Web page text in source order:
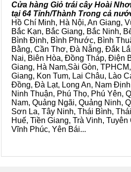
Cửa hàng Giỏ trái cây Hoài
tại 64 Tỉnh/Thành Trong cả
Hồ Chí Minh, Hà Nội, An Giang,
Bắc Kạn, Bắc Giang, Bắc Ninh,
Bình Định, Bình Phước, Bình
Bằng, Cần Thơ, Đà Nẵng, Đắk
Nai, Biên Hòa, Đồng Tháp, Điện
Giang, Hà Nam,Sài Gòn,
Giang, Kon Tum, Lai Châu, Lào
Đồng, Đà Lạt, Long An, Nam
Ninh Thuận, Phú Thọ, Phú Yên,
Nam, Quảng Ngãi, Quảng Ninh,
Sơn La, Tây Ninh, Thái Bình,
Huế, Tiền Giang, Trà Vinh,
Vĩnh Phúc, Yên Bái...